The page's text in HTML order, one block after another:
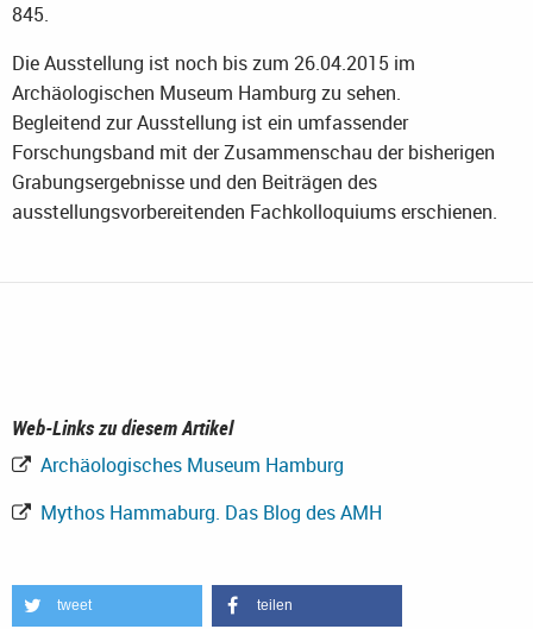
845.
Die Ausstellung ist noch bis zum 26.04.2015 im
Archäologischen Museum Hamburg zu sehen.
Begleitend zur Ausstellung ist ein umfassender
Forschungsband mit der Zusammenschau der bisherigen
Grabungsergebnisse und den Beiträgen des
ausstellungsvorbereitenden Fachkolloquiums erschienen.
Web-Links zu diesem Artikel
Archäologisches Museum Hamburg
Mythos Hammaburg. Das Blog des AMH
tweet teilen